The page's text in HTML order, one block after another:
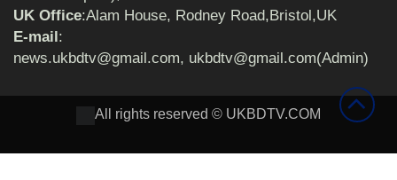
সেনাবাহিনীর পক্ষ থেকে ক্রীড়া সামগ্রী ও আর্থিক
UK Office:Alam House, Rodney Road,Bristol,UK
E-mail :
news.ukbdtv@gmail.com, ukbdtv@gmail.com(Admin)
All rights reserved © UKBDTV.COM